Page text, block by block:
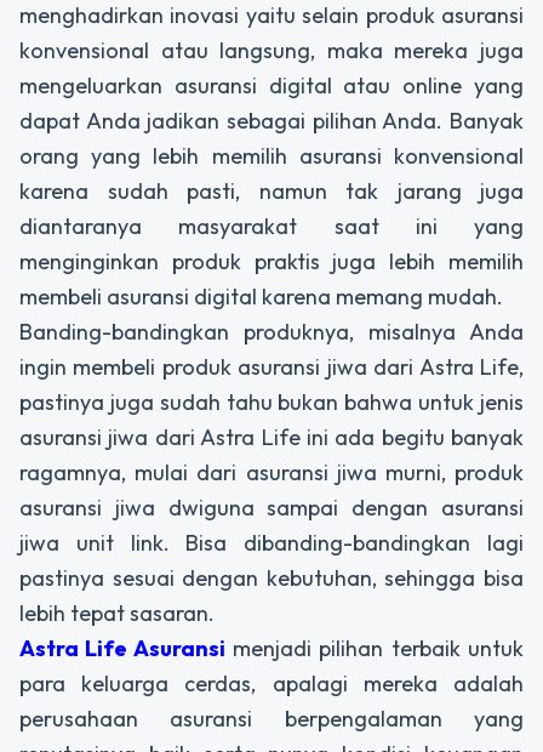
menghadirkan inovasi yaitu selain produk asuransi
konvensional atau langsung, maka mereka juga
mengeluarkan asuransi digital atau online yang
dapat Anda jadikan sebagai pilihan Anda. Banyak
orang yang lebih memilih asuransi konvensional
karena sudah pasti, namun tak jarang juga
diantaranya masyarakat saat ini yang
menginginkan produk praktis juga lebih memilih
membeli asuransi digital karena memang mudah.
Banding-bandingkan produknya, misalnya Anda
ingin membeli produk asuransi jiwa dari Astra Life,
pastinya juga sudah tahu bukan bahwa untuk jenis
asuransi jiwa dari Astra Life ini ada begitu banyak
ragamnya, mulai dari asuransi jiwa murni, produk
asuransi jiwa dwiguna sampai dengan asuransi
jiwa unit link. Bisa dibanding-bandingkan lagi
pastinya sesuai dengan kebutuhan, sehingga bisa
lebih tepat sasaran.
Astra Life Asuransi menjadi pilihan terbaik untuk
para keluarga cerdas, apalagi mereka adalah
perusahaan asuransi berpengalaman yang